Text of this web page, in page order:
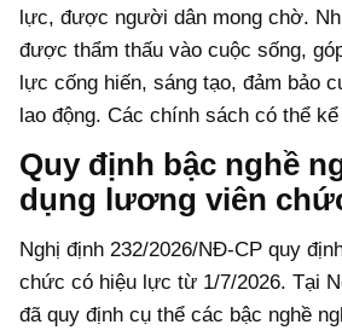
Khác
Video
Photo
lực, được người dân mong chờ.
được thẩm thấu vào cuộc sống,
lực cống hiến, sáng tạo, đảm bảo
lao động. Các chính sách có thể
Quy định bậc nghề
dụng lương viên
Nghị định 232/2026/NĐ-CP quy
chức có hiệu lực từ 1/7/2026. Tại
đã quy định cụ thể các bậc nghề